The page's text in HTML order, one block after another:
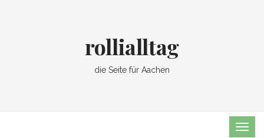
rollialltag
die Seite für Aachen